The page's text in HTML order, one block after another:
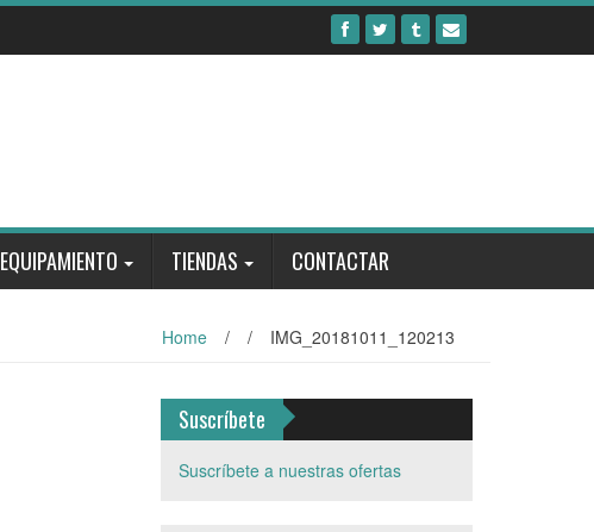
EQUIPAMIENTO TIENDAS CONTACTAR
Home / / IMG_20181011_120213
Suscríbete
Suscríbete a nuestras ofertas